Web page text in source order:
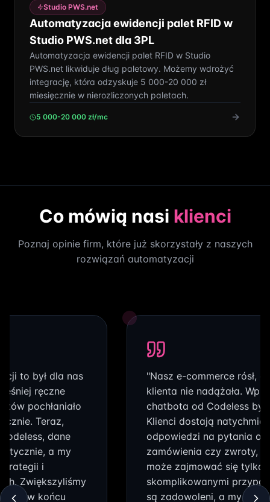
Studio PWS.net
Automatyzacja ewidencji palet RFID w
Studio PWS.net dla 3PL
Automatyzacja ewidencji palet RFID w Studio
PWS.net likwiduje dług paletowy. Możemy wdrożyć
integrację, która odzyskuje 5 000-20 000 zł
miesięcznie w nierozliczonych paletach.
5 000-20 000 zł/mc
Co mówią nasi klienci
Poznaj opinie firm, które już skorzystały z naszych
rozwiązań automatyzacji
to był dla nas
ręczne
pochłaniało
Teraz,
dane
a my
i
Zwiększyliśmy
i w końcu
"Nasz e-commerce rósł,
klienta nie nadążała.
chatbota od Codeless
Klienci dostają
odpowiedzi na pytania o
zamówienia czy zwroty, a
może zajmować się tylko
skomplikowanymi
są zadowoleni, a my